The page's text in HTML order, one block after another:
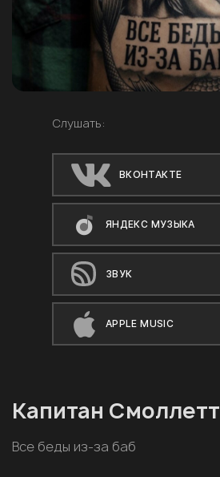
Слушать:
ВКОНТАКТЕ
ЯНДЕКС МУЗЫКА
ЗВУК
APPLE MUSIC
Капитан Смоллетт
Все беды из-за баб